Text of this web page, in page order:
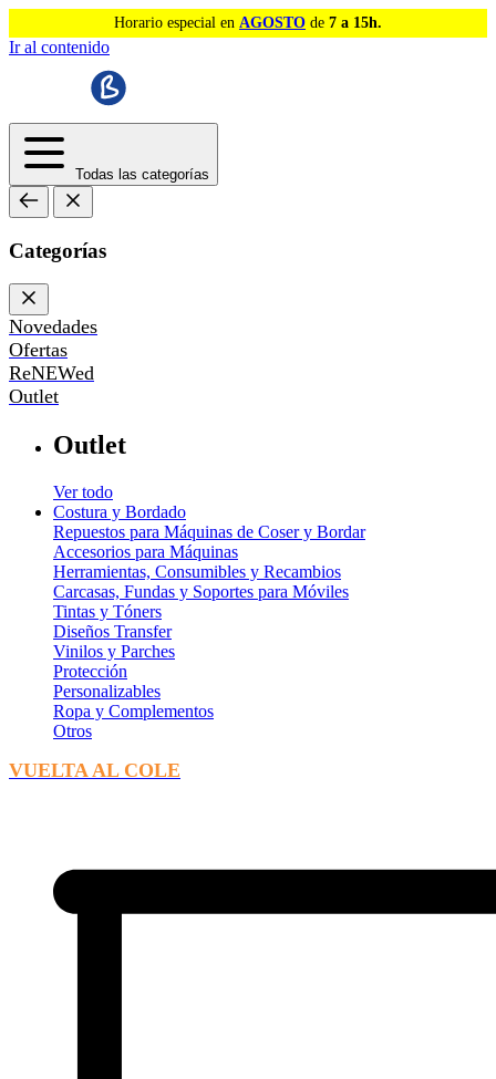
Horario especial en AGOSTO de 7 a 15h.
Ir al contenido
Todas las categorías
Categorías
Novedades
Ofertas
ReNEWed
Outlet
Outlet
Ver todo
Costura y Bordado
Repuestos para Máquinas de Coser y Bordar
Accesorios para Máquinas
Herramientas, Consumibles y Recambios
Carcasas, Fundas y Soportes para Móviles
Tintas y Tóners
Diseños Transfer
Vinilos y Parches
Protección
Personalizables
Ropa y Complementos
Otros
VUELTA AL COLE